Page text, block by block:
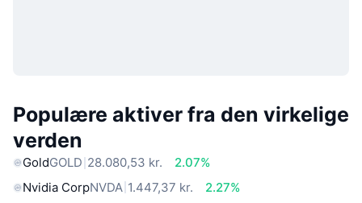
Populære aktiver fra den virkelige
verden
GoldGOLD 28.080,53 kr.
2.07%
Nvidia CorpNVDA 1.447,37 kr.
2.27%